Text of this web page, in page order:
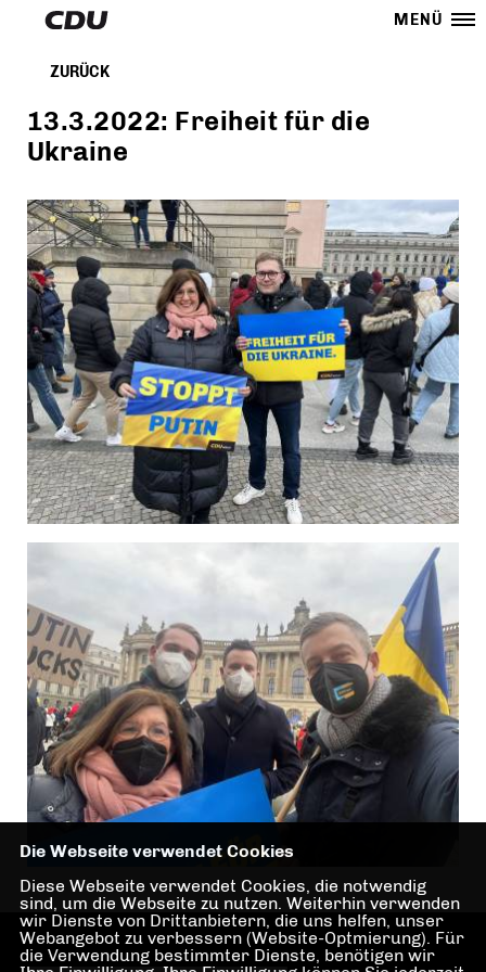
MENÜ
ZURÜCK
13.3.2022: Freiheit für die
Ukraine
Die Webseite verwendet Cookies
Diese Webseite verwendet Cookies, die notwendig
sind, um die Webseite zu nutzen. Weiterhin verwenden
wir Dienste von Drittanbietern, die uns helfen, unser
Webangebot zu verbessern (Website-Optmierung). Für
die Verwendung bestimmter Dienste, benötigen wir